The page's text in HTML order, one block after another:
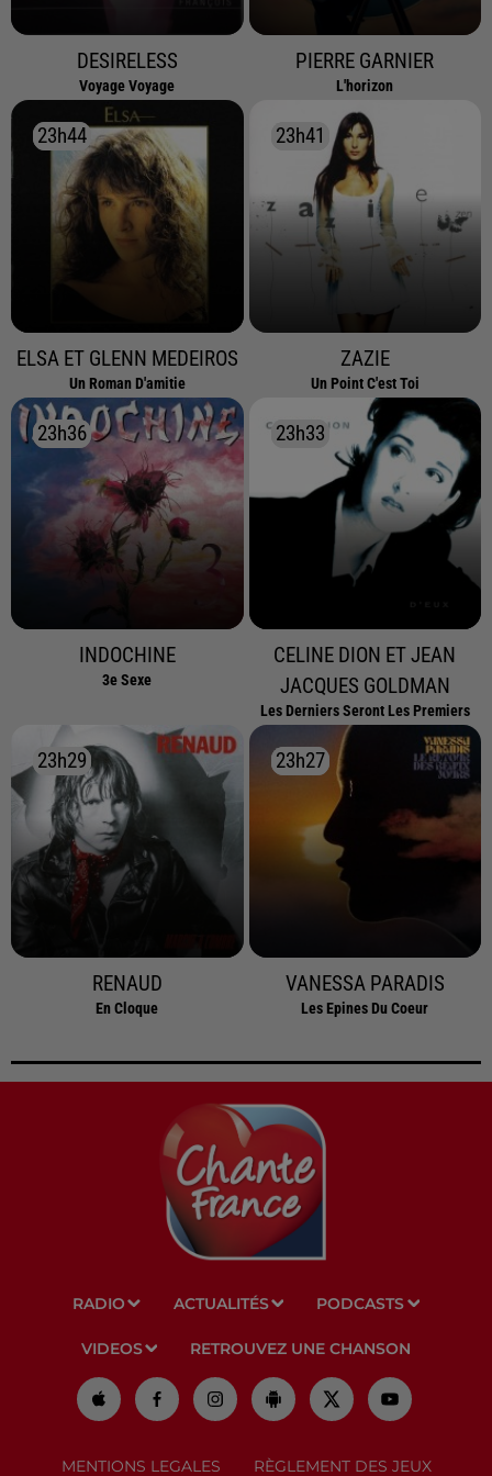
DESIRELESS
Voyage Voyage
PIERRE GARNIER
L'horizon
23h44
23h44
ELSA ET GLENN MEDEIROS
Un Roman D'amitie
23h41
23h41
ZAZIE
Un Point C'est Toi
23h36
23h36
INDOCHINE
3e Sexe
23h33
23h33
CELINE DION ET JEAN
JACQUES GOLDMAN
Les Derniers Seront Les Premiers
23h29
23h29
RENAUD
En Cloque
23h27
23h27
VANESSA PARADIS
Les Epines Du Coeur
RADIO ACTUALITÉS PODCASTS
VIDEOS RETROUVEZ UNE CHANSON
MENTIONS LEGALES RÈGLEMENT DES JEUX